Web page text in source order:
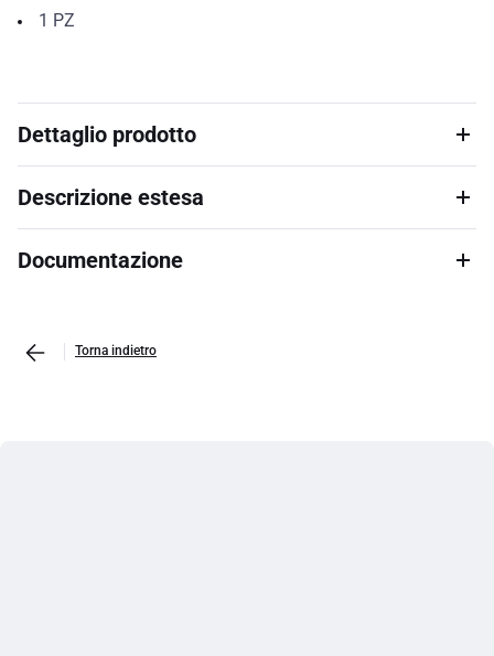
1 PZ
Dettaglio prodotto
Descrizione estesa
Documentazione
Torna indietro